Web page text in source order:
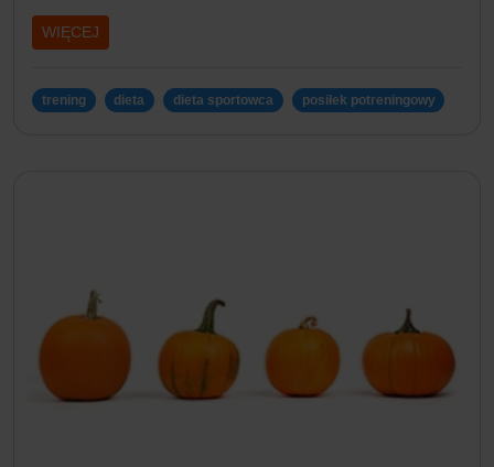
WIĘCEJ
trening dieta dieta sportowca posiłek potreningowy